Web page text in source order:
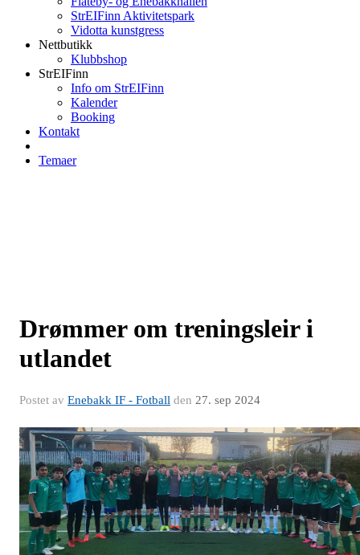
StrEIFinn Aktivitetspark
Vidotta kunstgress
Nettbutikk
Klubbshop
StrEIFinn
Info om StrEIFinn
Kalender
Booking
Kontakt
Temaer
Drømmer om treningsleir i
utlandet
Postet av Enebakk IF - Fotball den 27. sep 2024